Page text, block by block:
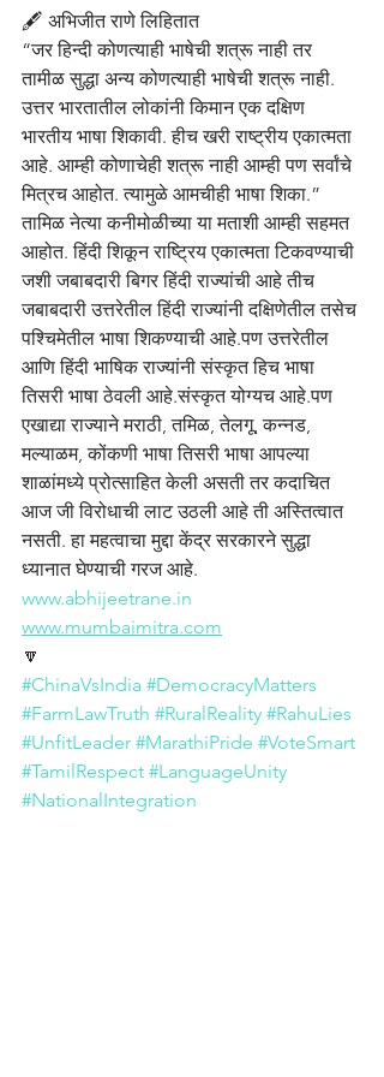
🖋️ अभिजीत राणे लिहितात
“जर हिन्दी कोणत्याही भाषेची शत्रू नाही तर
तामीळ सुद्धा अन्य कोणत्याही भाषेची शत्रू नाही.
उत्तर भारतातील लोकांनी किमान एक दक्षिण
भारतीय भाषा शिकावी. हीच खरी राष्ट्रीय एकात्मता
आहे. आम्ही कोणाचेही शत्रू नाही आम्ही पण सर्वांचे
मित्रच आहोत. त्यामुळे आमचीही भाषा शिका.”
तामिळ नेत्या कनीमोळीच्या या मताशी आम्ही सहमत
आहोत. हिंदी शिकून राष्ट्रिय एकात्मता टिकवण्याची
जशी जबाबदारी बिगर हिंदी राज्यांची आहे तीच
जबाबदारी उत्तरेतील हिंदी राज्यांनी दक्षिणेतील तसेच
पश्चिमेतील भाषा शिकण्याची आहे.पण उत्तरेतील
आणि हिंदी भाषिक राज्यांनी संस्कृत हिच भाषा
तिसरी भाषा ठेवली आहे.संस्कृत योग्यच आहे.पण
एखाद्या राज्याने मराठी, तमिळ, तेलगू, कन्नड,
मल्याळम, कोंकणी भाषा तिसरी भाषा आपल्या
शाळांमध्ये प्रोत्साहित केली असती तर कदाचित
आज जी विरोधाची लाट उठली आहे ती अस्तित्वात
नसती. हा महत्वाचा मुद्दा केंद्र सरकारने सुद्धा
ध्यानात घेण्याची गरज आहे.
www.abhijeetrane.in
www.mumbaimitra.com
🔽
#ChinaVsIndia #DemocracyMatters
#FarmLawTruth #RuralReality #RahuLies
#UnfitLeader #MarathiPride #VoteSmart
#TamilRespect #LanguageUnity
#NationalIntegration